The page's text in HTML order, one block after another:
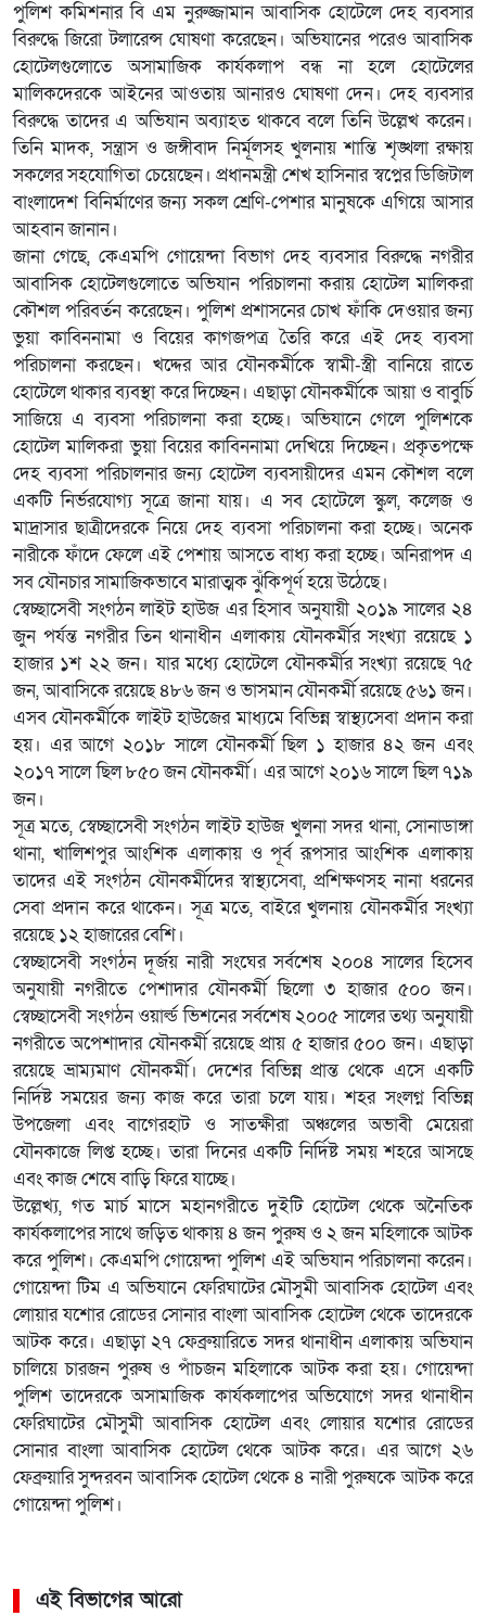
পুলিশ কমিশনার বি এম নুরুজ্জামান আবাসিক হোটেলে দেহ ব্যবসার
বিরুদ্ধে জিরো টলারেন্স ঘোষণা করেছেন। অভিযানের পরেও আবাসিক
হোটেলগুলোতে অসামাজিক কার্যকলাপ বন্ধ না হলে হোটেলের
মালিকদেরকে আইনের আওতায় আনারও ঘোষণা দেন। দেহ ব্যবসার
বিরুদ্ধে তাদের এ অভিযান অব্যাহত থাকবে বলে তিনি উল্লেখ করেন।
তিনি মাদক, সন্ত্রাস ও জঙ্গীবাদ নির্মূলসহ খুলনায় শান্তি শৃঙ্খলা রক্ষায়
সকলের সহযোগিতা চেয়েছেন। প্রধানমন্ত্রী শেখ হাসিনার স্বপ্নের ডিজিটাল
বাংলাদেশ বিনির্মাণের জন্য সকল শ্রেণি-পেশার মানুষকে এগিয়ে আসার
আহবান জানান।
জানা গেছে, কেএমপি গোয়েন্দা বিভাগ দেহ ব্যবসার বিরুদ্ধে নগরীর
আবাসিক হোটেলগুলোতে অভিযান পরিচালনা করায় হোটেল মালিকরা
কৌশল পরিবর্তন করেছেন। পুলিশ প্রশাসনের চোখ ফাঁকি দেওয়ার জন্য
ভুয়া কাবিননামা ও বিয়ের কাগজপত্র তৈরি করে এই দেহ ব্যবসা
পরিচালনা করছেন। খদ্দের আর যৌনকর্মীকে স্বামী-স্ত্রী বানিয়ে রাতে
হোটেলে থাকার ব্যবস্থা করে দিচ্ছেন। এছাড়া যৌনকর্মীকে আয়া ও বাবুর্চি
সাজিয়ে এ ব্যবসা পরিচালনা করা হচ্ছে। অভিযানে গেলে পুলিশকে
হোটেল মালিকরা ভুয়া বিয়ের কাবিননামা দেখিয়ে দিচ্ছেন। প্রকৃতপক্ষে
দেহ ব্যবসা পরিচালনার জন্য হোটেল ব্যবসায়ীদের এমন কৌশল বলে
একটি নির্ভরযোগ্য সূত্রে জানা যায়। এ সব হোটেলে স্কুল, কলেজ ও
মাদ্রাসার ছাত্রীদেরকে নিয়ে দেহ ব্যবসা পরিচালনা করা হচ্ছে। অনেক
নারীকে ফাঁদে ফেলে এই পেশায় আসতে বাধ্য করা হচ্ছে। অনিরাপদ এ
সব যৌনচার সামাজিকভাবে মারাত্মক ঝুঁকিপূর্ণ হয়ে উঠেছে।
স্বেচ্ছাসেবী সংগঠন লাইট হাউজ এর হিসাব অনুযায়ী ২০১৯ সালের ২৪
জুন পর্যন্ত নগরীর তিন থানাধীন এলাকায় যৌনকর্মীর সংখ্যা রয়েছে ১
হাজার ১শ ২২ জন। যার মধ্যে হোটেলে যৌনকর্মীর সংখ্যা রয়েছে ৭৫
জন, আবাসিকে রয়েছে ৪৮৬ জন ও ভাসমান যৌনকর্মী রয়েছে ৫৬১ জন।
এসব যৌনকর্মীকে লাইট হাউজের মাধ্যমে বিভিন্ন স্বাস্থ্যসেবা প্রদান করা
হয়। এর আগে ২০১৮ সালে যৌনকর্মী ছিল ১ হাজার ৪২ জন এবং
২০১৭ সালে ছিল ৮৫০ জন যৌনকর্মী। এর আগে ২০১৬ সালে ছিল ৭১৯
জন।
সূত্র মতে, স্বেচ্ছাসেবী সংগঠন লাইট হাউজ খুলনা সদর থানা, সোনাডাঙ্গা
থানা, খালিশপুর আংশিক এলাকায় ও পূর্ব রূপসার আংশিক এলাকায়
তাদের এই সংগঠন যৌনকর্মীদের স্বাস্থ্যসেবা, প্রশিক্ষণসহ নানা ধরনের
সেবা প্রদান করে থাকেন। সূত্র মতে, বাইরে খুলনায় যৌনকর্মীর সংখ্যা
রয়েছে ১২ হাজারের বেশি।
স্বেচ্ছাসেবী সংগঠন দূর্জয় নারী সংঘের সর্বশেষ ২০০৪ সালের হিসেব
অনুযায়ী নগরীতে পেশাদার যৌনকর্মী ছিলো ৩ হাজার ৫০০ জন।
স্বেচ্ছাসেবী সংগঠন ওয়ার্ল্ড ভিশনের সর্বশেষ ২০০৫ সালের তথ্য অনুযায়ী
নগরীতে অপেশাদার যৌনকর্মী রয়েছে প্রায় ৫ হাজার ৫০০ জন। এছাড়া
রয়েছে ভ্রাম্যমাণ যৌনকর্মী। দেশের বিভিন্ন প্রান্ত থেকে এসে একটি
নির্দিষ্ট সময়ের জন্য কাজ করে তারা চলে যায়। শহর সংলগ্ন বিভিন্ন
উপজেলা এবং বাগেরহাট ও সাতক্ষীরা অঞ্চলের অভাবী মেয়েরা
যৌনকাজে লিপ্ত হচ্ছে। তারা দিনের একটি নির্দিষ্ট সময় শহরে আসছে
এবং কাজ শেষে বাড়ি ফিরে যাচ্ছে।
উল্লেখ্য, গত মার্চ মাসে মহানগরীতে দুইটি হোটেল থেকে অনৈতিক
কার্যকলাপের সাথে জড়িত থাকায় ৪ জন পুরুষ ও ২ জন মহিলাকে আটক
করে পুলিশ। কেএমপি গোয়েন্দা পুলিশ এই অভিযান পরিচালনা করেন।
গোয়েন্দা টিম এ অভিযানে ফেরিঘাটের মৌসুমী আবাসিক হোটেল এবং
লোয়ার যশোর রোডের সোনার বাংলা আবাসিক হোটেল থেকে তাদেরকে
আটক করে। এছাড়া ২৭ ফেব্রুয়ারিতে সদর থানাধীন এলাকায় অভিযান
চালিয়ে চারজন পুরুষ ও পাঁচজন মহিলাকে আটক করা হয়। গোয়েন্দা
পুলিশ তাদেরকে অসামাজিক কার্যকলাপের অভিযোগে সদর থানাধীন
ফেরিঘাটের মৌসুমী আবাসিক হোটেল এবং লোয়ার যশোর রোডের
সোনার বাংলা আবাসিক হোটেল থেকে আটক করে। এর আগে ২৬
ফেব্রুয়ারি সুন্দরবন আবাসিক হোটেল থেকে ৪ নারী পুরুষকে আটক করে
গোয়েন্দা পুলিশ।
এই বিভাগের আরো